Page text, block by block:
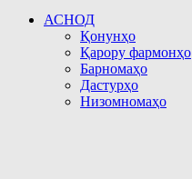
АСНОД
Қонунҳо
Қарору фармонҳо
Барномаҳо
Дастурҳо
Низомномаҳо